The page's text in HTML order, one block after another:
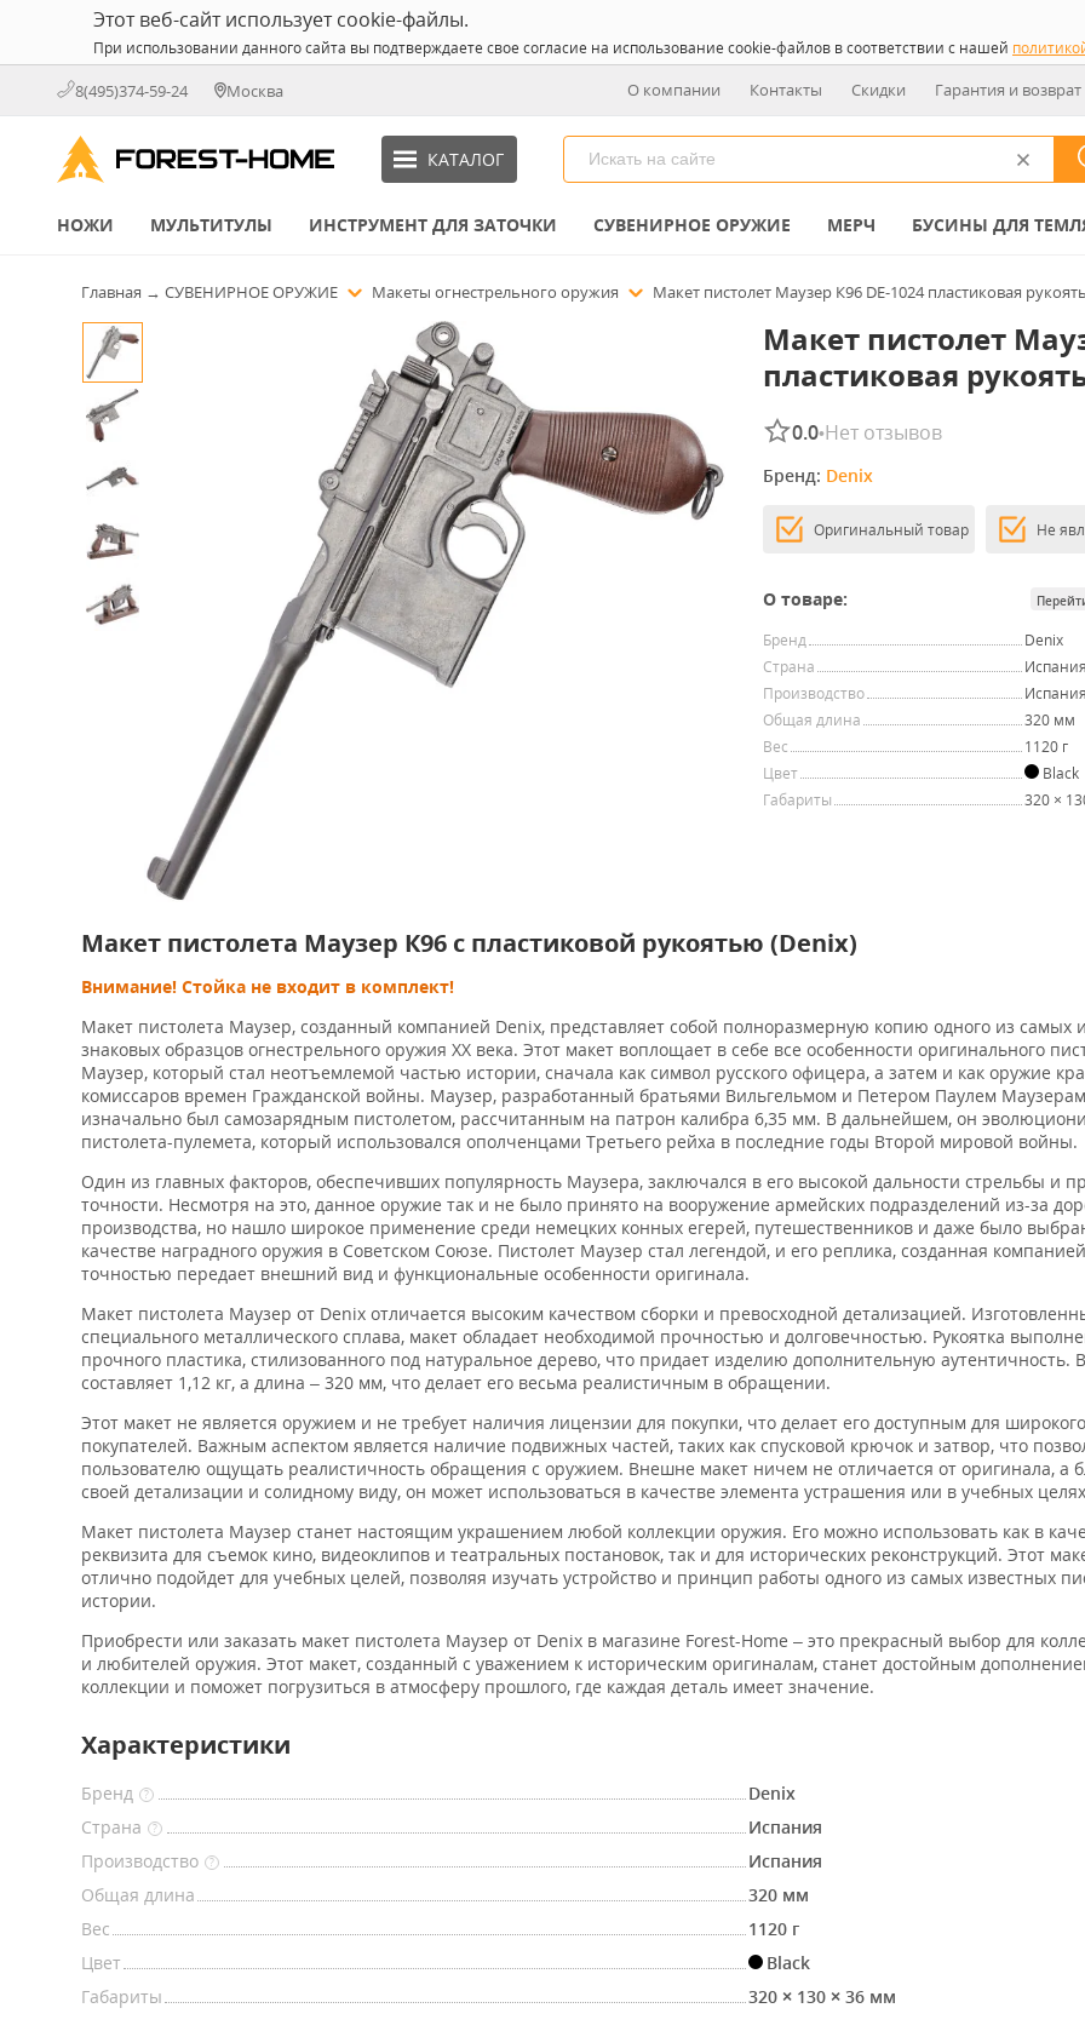
Этот веб-сайт использует cookie-файлы.
При использовании данного сайта вы подтверждаете свое согласие на использование cookie-файлов в соответствии с нашей
8(495)374-59-24 Москва О компании Контакты Скидки Гарантия и возврат
КАТАЛОГ
НОЖИ МУЛЬТИТУЛЫ ИНСТРУМЕНТ ДЛЯ ЗАТОЧКИ СУВЕНИРНОЕ ОРУЖИЕ МЕРЧ БУСИНЫ ДЛЯ
Главная → СУВЕНИРНОЕ ОРУЖИЕ Макеты огнестрельного оружия Макет пистолет Маузер К96 DE-1024 пластиковая
Макет пистолет
пластиковая
0.0•Нет отзывов
Бренд: Denix
Оригинальный товар Не
О товаре:
Бренд
Denix
Страна
Испания
Производство
Испания
Общая длина
320 мм
Вес
1120 г
Цвет
Black
Габариты
320 ×
Макет пистолета Маузер К96 с пластиковой рукоятью (Denix)
Внимание! Стойка не входит в комплект!
Макет пистолета Маузер, созданный компанией Denix, представляет собой полноразмерную копию одного из самых
знаковых образцов огнестрельного оружия XX века. Этот макет воплощает в себе все особенности оригинального
Маузер, который стал неотъемлемой частью истории, сначала как символ русского офицера, а затем и как оружие
комиссаров времен Гражданской войны. Маузер, разработанный братьями Вильгельмом и Петером Паулем
изначально был самозарядным пистолетом, рассчитанным на патрон калибра 6,35 мм. В дальнейшем, он
пистолета-пулемета, который использовался ополченцами Третьего рейха в последние годы Второй мировой войны.
Один из главных факторов, обеспечивших популярность Маузера, заключался в его высокой дальности стрельбы и
точности. Несмотря на это, данное оружие так и не было принято на вооружение армейских подразделений из-за
производства, но нашло широкое применение среди немецких конных егерей, путешественников и даже было
качестве наградного оружия в Советском Союзе. Пистолет Маузер стал легендой, и его реплика, созданная
точностью передает внешний вид и функциональные особенности оригинала.
Макет пистолета Маузер от Denix отличается высоким качеством сборки и превосходной детализацией.
специального металлического сплава, макет обладает необходимой прочностью и долговечностью. Рукоятка
прочного пластика, стилизованного под натуральное дерево, что придает изделию дополнительную аутентичность.
составляет 1,12 кг, а длина – 320 мм, что делает его весьма реалистичным в обращении.
Этот макет не является оружием и не требует наличия лицензии для покупки, что делает его доступным для
покупателей. Важным аспектом является наличие подвижных частей, таких как спусковой крючок и затвор, что
пользователю ощущать реалистичность обращения с оружием. Внешне макет ничем не отличается от оригинала, а
своей детализации и солидному виду, он может использоваться в качестве элемента устрашения или в учебных
Макет пистолета Маузер станет настоящим украшением любой коллекции оружия. Его можно использовать как в
реквизита для съемок кино, видеоклипов и театральных постановок, так и для исторических реконструкций. Этот
отлично подойдет для учебных целей, позволяя изучать устройство и принцип работы одного из самых известных
истории.
Приобрести или заказать макет пистолета Маузер от Denix в магазине Forest-Home – это прекрасный выбор для
и любителей оружия. Этот макет, созданный с уважением к историческим оригиналам, станет достойным
коллекции и поможет погрузиться в атмосферу прошлого, где каждая деталь имеет значение.
Характеристики
Бренд ?
Denix
Страна
?
Испания
Производство
?
Испания
Общая длина
320 мм
Вес
1120 г
Цвет
Black
Габариты
320 × 130 × 36 мм